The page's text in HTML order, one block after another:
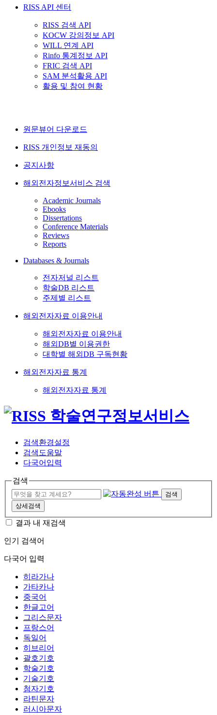
RISS API 센터
RISS 검색 API
KOCW 강의정보 API
WILL 연계 API
Rinfo 통계정보 API
FRIC 검색 API
SAM 분석활용 API
활용 및 참여 현황
원문뷰어 다운로드
RISS 개인정보 재동의
공지사항
해외전자정보서비스 검색
Academic Journals
Ebooks
Dissertations
Conference Materials
Reviews
Reports
Databases & Journals
전자저널 리스트
학술DB 리스트
주제별 리스트
해외전자자료 이용안내
해외전자자료 이용안내
해외DB별 이용권한
대학별 해외DB 구독현황
해외전자자료 통계
해외전자자료 통계
검색환경설정
검색도움말
다국어입력
검색
검색
상세검색
결과 내 재검색
인기 검색어
다국어 입력
히라가나
가타카나
중국어
한글고어
그리스문자
프랑스어
독일어
히브리어
괄호기호
학술기호
기술기호
첨자기호
라틴문자
러시아문자